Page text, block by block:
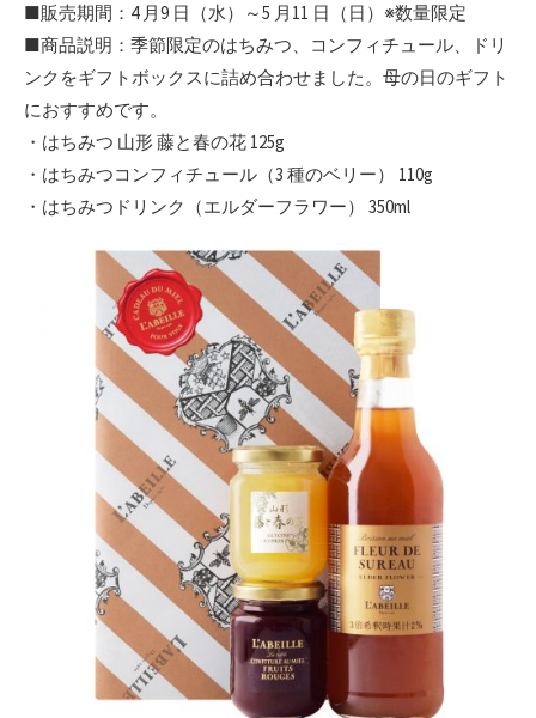
■販売期間：4 月9 日（水）～5 月11 日（日）※数量限定
■商品説明：季節限定のはちみつ、コンフィチュール、ドリ
ンクをギフトボックスに詰め合わせました。母の日のギフト
におすすめです。
・はちみつ 山形 藤と春の花 125g
・はちみつコンフィチュール（3 種のベリー） 110g
・はちみつドリンク（エルダーフラワー） 350ml